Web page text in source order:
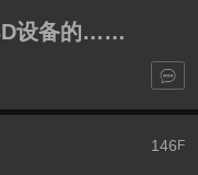
设备的……
146 F